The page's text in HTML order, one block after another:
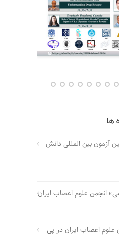
ها
آزمون بین المللی دانش
انجمن علوم اعصاب ایران
اعصاب ایران در پی